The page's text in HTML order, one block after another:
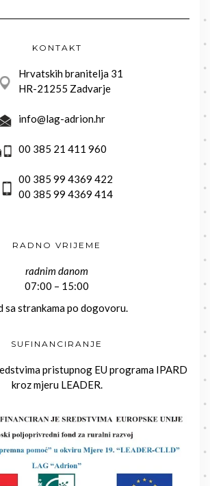
KONTAKT
Hrvatskih branitelja 31
HR-21255 Zadvarje
info@lag-adrion.hr
00 385 21 411 960
00 385 99 4369 422
00 385 99 4369 414
RADNO VRIJEME
radnim danom
07:00 – 15:00
sa strankama po dogovoru.
SUFINANCIRANJE
pristupnog EU programa IPARD
kroz mjeru LEADER.